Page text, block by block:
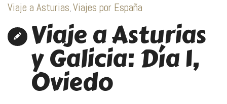
Viaje a Asturias, Viajes por España
Viaje a Asturias
y Galicia: Día 1,
Oviedo